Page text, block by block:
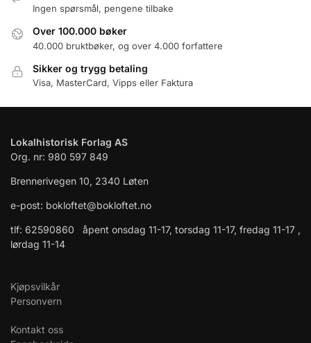
Ingen spørsmål, pengene tilbake
Over 100.000 bøker
40.000 bruktbøker, og over 4.000 forfattere
Sikker og trygg betaling
Visa, MasterCard, Vipps eller Faktura
Lokalhistorisk Forlag AS
Org. nr: 980 597 849
Brennerivegen 10, 2340 Løten
e-post: bokloftet@bokloftet.no
tlf: 62590860 åpent onsdag 11-17, torsdag 11-17, fredag 11-17 ,
lørdag 11-14
Kjøpsvilkår
Personvern
Kontakt oss